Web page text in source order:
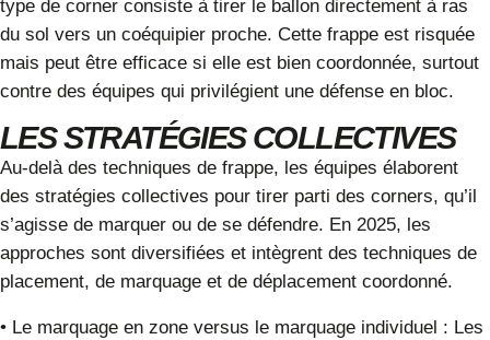
type de corner consiste à tirer le ballon directement à ras
du sol vers un coéquipier proche. Cette frappe est risquée
mais peut être efficace si elle est bien coordonnée, surtout
contre des équipes qui privilégient une défense en bloc.
LES STRATÉGIES COLLECTIVES
Au-delà des techniques de frappe, les équipes élaborent
des stratégies collectives pour tirer parti des corners, qu’il
s’agisse de marquer ou de se défendre. En 2025, les
approches sont diversifiées et intègrent des techniques de
placement, de marquage et de déplacement coordonné.
• Le marquage en zone versus le marquage individuel : Les